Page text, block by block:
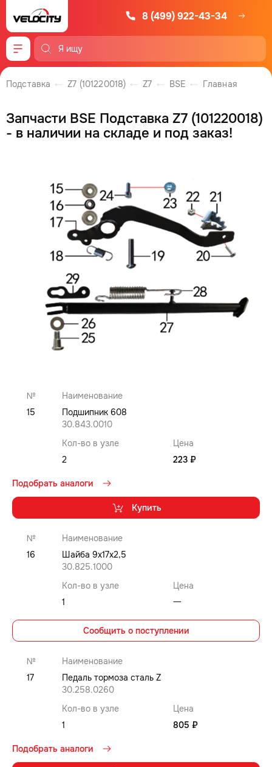
8 (499) 922-43-34
Меню
Главная
BSE
Z7
Z7 (101220018)
Подставка
Запчасти BSE Подставка Z7 (101220018)
- в наличии на складе и под заказ!
№
Наименование
15
Подшипник 608
30.843.0010
Кол-во в узле
Цена
2
223 ₽
Купить
Подобрать аналоги
№
Наименование
16
Шайба 9x17x2,5
30.825.1000
Кол-во в узле
Цена
1
⼀
Сообщить о поступлении
№
Наименование
17
Педаль тормоза сталь Z
30.258.0260
Кол-во в узле
Цена
1
805 ₽
Подобрать аналоги